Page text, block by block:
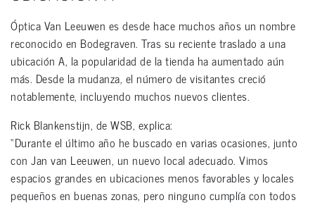
Óptica Van Leeuwen es desde hace muchos años un nombre
reconocido en Bodegraven. Tras su reciente traslado a una
ubicación A, la popularidad de la tienda ha aumentado aún
más. Desde la mudanza, el número de visitantes creció
notablemente, incluyendo muchos nuevos clientes.
Rick Blankenstijn, de WSB, explica:
“Durante el último año he buscado en varias ocasiones, junto
con Jan van Leeuwen, un nuevo local adecuado. Vimos
espacios grandes en ubicaciones menos favorables y locales
pequeños en buenas zonas, pero ninguno cumplía con todos